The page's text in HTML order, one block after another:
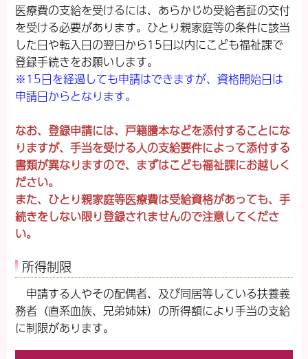
医療費の支給を受けるには、あらかじめ受給者証の交付
を受ける必要があります。ひとり親家庭等の条件に該当
した日や転入日の翌日から15日以内にこども福祉課で
登録手続きをお願いします。
※15日を経過しても申請はできますが、資格開始日は
申請日からとなります。
なお、登録申請には、戸籍謄本などを添付することにな
りますが、手当を受ける人の支給要件によって添付する
書類が異なりますので、まずはこども福祉課にお越しく
ださい。
また、ひとり親家庭等医療費は受給資格があっても、手
続きをしない限り登録されませんので注意してくださ
い。
所得制限
申請する人やその配偶者、及び同居等している扶養義
務者（直系血族、兄弟姉妹）の所得額により手当の支給
に制限があります。